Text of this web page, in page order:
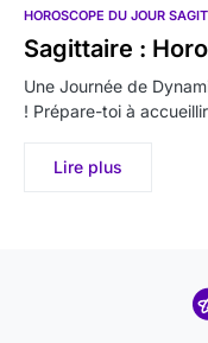
HOROSCOPE DU JOUR
Sagittaire :
Une Journée de
! Prépare-toi à
Lire plus